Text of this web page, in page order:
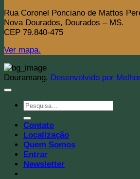
Rua Coronel Ponciano de Mattos
Nova Dourados, Dourados – MS.
CEP 79.840-475
Ver mapa.
Douramang. Desenvolvido por
Pesquisar
por:
Contato
Localização
Quem Somos
Entrar
Newsletter